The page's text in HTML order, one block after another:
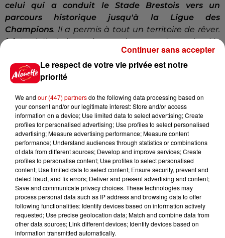
celui qui a conduit le Stade Brestois vers un
parcours historique jusqu'à la Ligue des
Champions. Il a permis à tout un territoire de rêver.
[…] Au-delà de l'entraîneur talentueux, je garderai le
souvenir d'un homme profondément humain,
chaleureux et sincère […]Brest n'oubliera jamais
Éric Roy",a voulu réagir Stéphane Roudaut, le maire
Le président du Conseil départemental du Finistère,
Maël de Calan,y est allé aussi de son petit mot pour
le coach du SB29 :
"Le monde sportif et en particulier tous les
professionnels et amateurs de foot ont appris avec
tristesse la disparition d’Éric Roy, celui qui était
parvenu à amener Brest jusqu’en Ligue des
champions.Grâce à lui, des milliers de Finistériens
ont vibré à chaque match.Mes condoléances les
plus sincères à sa famille et à ses proches. Une
pensée également pour tous les joueurs qu'il a
Le respect de votre vie privée est notre
priorité
We and our (447) partnersdo the following data processing based on
your consent and/or our legitimate interest: Store and/or access
information on a device; Use limited data to select advertising; Create
profiles for personalised advertising; Use profiles to select personalised
advertising; Measure advertising performance; Measure content
performance; Understand audiences through statistics or combinations
of data from different sources; Develop and improve services; Create
profiles to personalise content; Use profiles to select personalised
content; Use limited data to select content; Ensure security, prevent and
detect fraud, and fix errors; Deliver and present advertising and content;
Save and communicate privacy choices. These technologies may
process personal data such as IP address and browsing data to offer
following functionalities: Identify devices based on information actively
requested; Use precise geolocation data; Match and combine data from
other data sources; Link different devices; Identify devices based on
information transmitted automatically.
Continuer sans accepter